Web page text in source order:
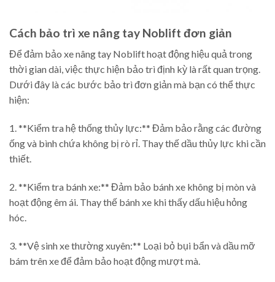
Cách bảo trì xe nâng tay Noblift đơn giản
Để đảm bảo xe nâng tay Noblift hoạt động hiệu quả trong
thời gian dài, việc thực hiện bảo trì định kỳ là rất quan trọng.
Dưới đây là các bước bảo trì đơn giản mà bạn có thể thực
hiện:
1. **Kiểm tra hệ thống thủy lực:** Đảm bảo rằng các đường
ống và bình chứa không bị rò rỉ. Thay thế dầu thủy lực khi cần
thiết.
2. **Kiểm tra bánh xe:** Đảm bảo bánh xe không bị mòn và
hoạt động êm ái. Thay thế bánh xe khi thấy dấu hiệu hỏng
hóc.
3. **Vệ sinh xe thường xuyên:** Loại bỏ bụi bẩn và dầu mỡ
bám trên xe để đảm bảo hoạt động mượt mà.